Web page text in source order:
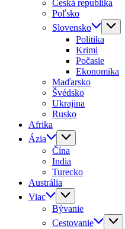
Česká republika
Poľsko
Slovensko
Politika
Krimi
Počasie
Ekonomika
Maďarsko
Švédsko
Ukrajina
Rusko
Afrika
Ázia
Čína
India
Turecko
Austrália
Viac
Bývanie
Cestovanie